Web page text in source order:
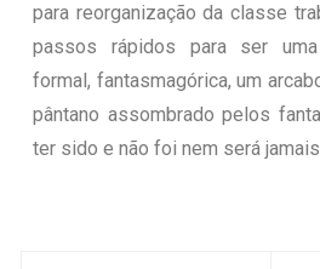
para reorganização da classe
passos rápidos para ser uma
formal, fantasmagórica, um
pântano assombrado pelos
ter sido e não foi nem será